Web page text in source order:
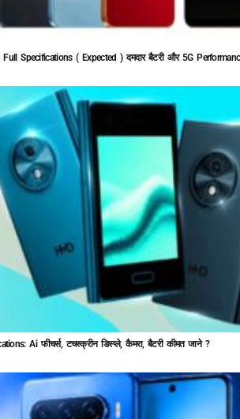
Specifications ( Expected ) दमदार बैटरी और 5G
Ai फीचर्स, टचस्क्रीन डिस्प्ले, कैमरा, बैटरी कीमत जाने ?